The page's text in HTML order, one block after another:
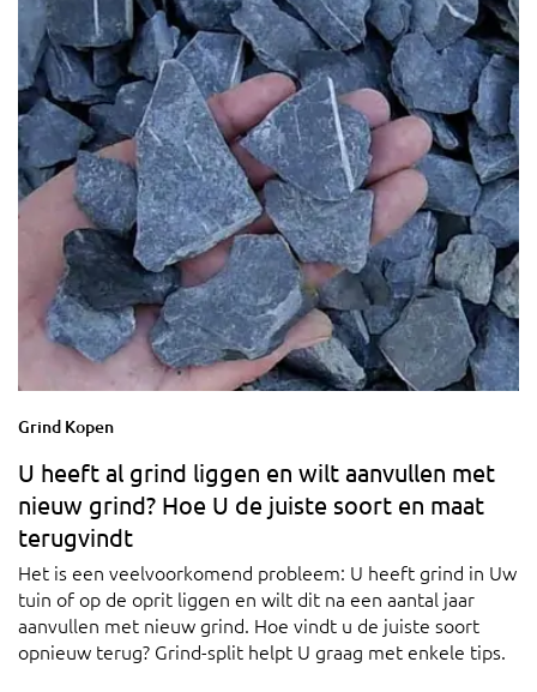
Grind Kopen
U heeft al grind liggen en wilt aanvullen met
nieuw grind? Hoe U de juiste soort en maat
terugvindt
Het is een veelvoorkomend probleem: U heeft grind in Uw
tuin of op de oprit liggen en wilt dit na een aantal jaar
aanvullen met nieuw grind. Hoe vindt u de juiste soort
opnieuw terug? Grind-split helpt U graag met enkele tips.